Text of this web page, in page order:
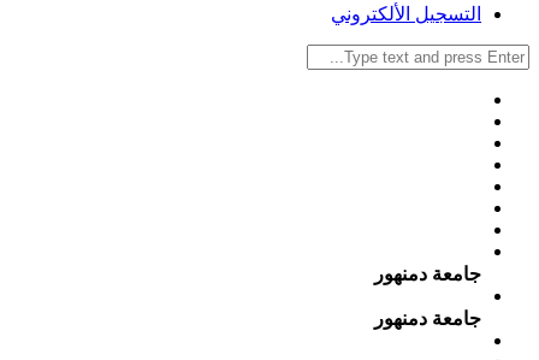
التسجيل الألكتروني
جامعة دمنهور
جامعة دمنهور